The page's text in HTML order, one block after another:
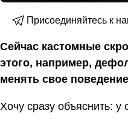
Присоединяйтесь к
Сейчас кастомные
этого, например,
менять свое
Хочу сразу объяснить: